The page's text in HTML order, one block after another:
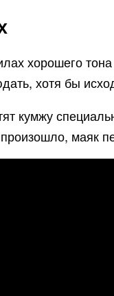
хорошего
хотя бы
кумжу
маяк